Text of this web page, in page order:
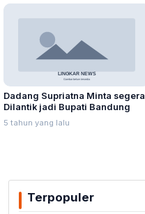
Dadang Supriatna Minta segera
Dilantik jadi Bupati Bandung
5 tahun yang lalu
Terpopuler